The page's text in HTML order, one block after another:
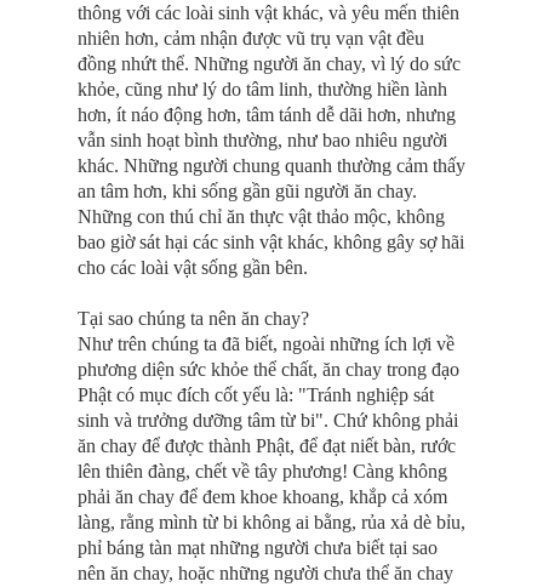
thông với các loài sinh vật khác, và yêu mến thiên
nhiên hơn, cảm nhận được vũ trụ vạn vật đều
đồng nhứt thể. Những người ăn chay, vì lý do sức
khỏe, cũng như lý do tâm linh, thường hiền lành
hơn, ít náo động hơn, tâm tánh dễ dãi hơn, nhưng
vẫn sinh hoạt bình thường, như bao nhiêu người
khác. Những người chung quanh thường cảm thấy
an tâm hơn, khi sống gần gũi người ăn chay.
Những con thú chỉ ăn thực vật thảo mộc, không
bao giờ sát hại các sinh vật khác, không gây sợ hãi
cho các loài vật sống gần bên.
Tại sao chúng ta nên ăn chay?
Như trên chúng ta đã biết, ngoài những ích lợi về
phương diện sức khỏe thể chất, ăn chay trong đạo
Phật có mục đích cốt yếu là: "Tránh nghiệp sát
sinh và trưởng dưỡng tâm từ bi". Chứ không phải
ăn chay để được thành Phật, để đạt niết bàn, rước
lên thiên đàng, chết về tây phương! Càng không
phải ăn chay để đem khoe khoang, khắp cả xóm
làng, rằng mình từ bi không ai bằng, rủa xả dè bỉu,
phỉ báng tàn mạt những người chưa biết tại sao
nên ăn chay, hoặc những người chưa thể ăn chay